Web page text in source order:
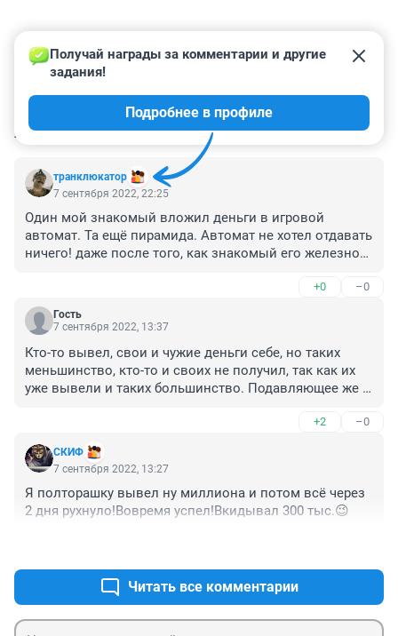
КОММЕНТАРИИ 4
транклюкатор
Получай награды за комментарии и другие
задания!
Подробнее в профиле
7 сентября 2022, 22:25
Один мой знакомый вложил деньги в игровой
автомат. Та ещё пирамида. Автомат не хотел отдавать
ничего! даже после того, как знакомый его железной
и не стал больше общаться. так что не вкладывайте
тем, кто с вами не разговаривает
+0 –0
Гость
7 сентября 2022, 13:37
Кто-то вывел, свои и чужие деньги себе, но таких
меньшинство, кто-то и своих не получил, так как их
уже вывели и таких большинство. Подавляющее же
+2 –0
СКИФ
7 сентября 2022, 13:27
Я полторашку вывел ну миллиона и потом всё через
2 дня рухнуло!Вовремя успел!Вкидывал 300 тыс.😉
Читать все комментарии